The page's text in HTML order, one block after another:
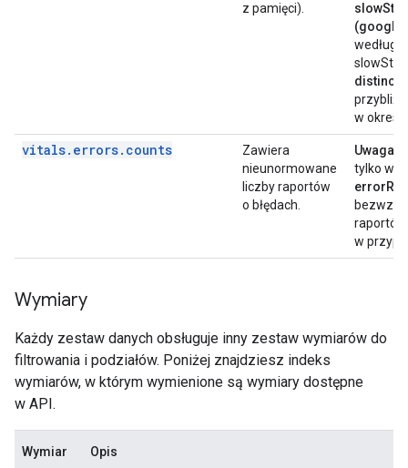
z pamięci).
według
w
vitals. errors. counts
Zawiera
nieunormowane
liczby raportów
o błędach.
Uwaga:
tylko w
raportów
w
Wymiary
Każdy zestaw danych obsługuje inny zestaw wymiarów do
filtrowania i podziałów. Poniżej znajdziesz indeks
wymiarów, w którym wymienione są wymiary dostępne
w API.
Wymiar Opis